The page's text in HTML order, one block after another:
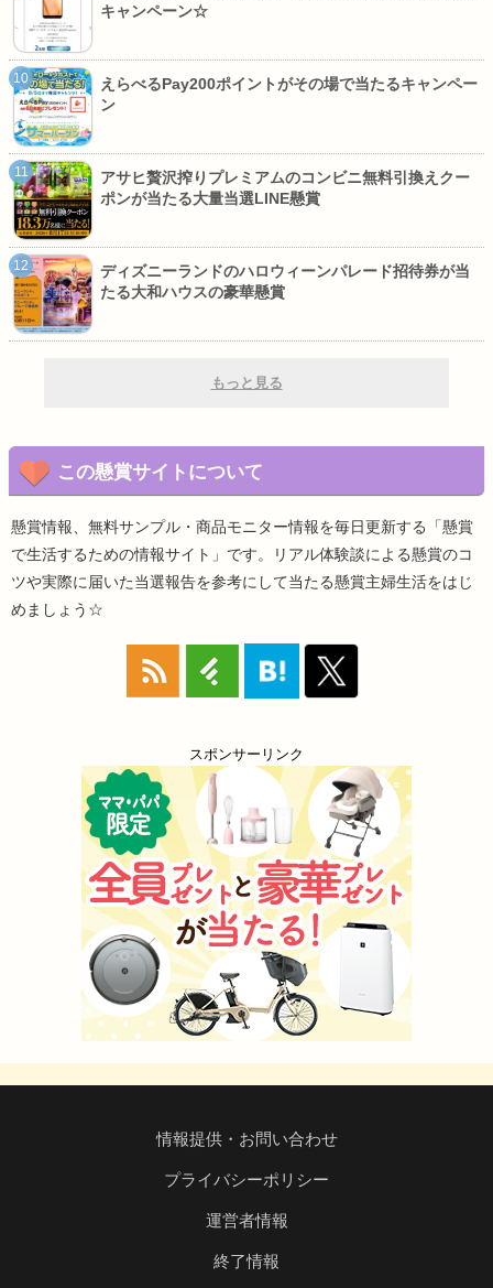
キャンペーン☆
えらべるPay200ポイントがその場で当たるキャンペー
ン
アサヒ贅沢搾りプレミアムのコンビニ無料引換えクー
ポンが当たる大量当選LINE懸賞
ディズニーランドのハロウィーンパレード招待券が当
たる大和ハウスの豪華懸賞
もっと見る
この懸賞サイトについて
懸賞情報、無料サンプル・商品モニター情報を毎日更新する「懸賞
で生活するための情報サイト」です。リアル体験談による懸賞のコ
ツや実際に届いた当選報告を参考にして当たる懸賞主婦生活をはじ
めましょう☆
スポンサーリンク
情報提供・お問い合わせ
プライバシーポリシー
運営者情報
終了情報